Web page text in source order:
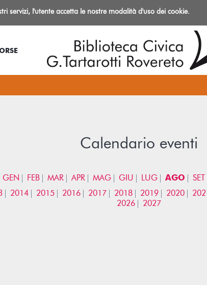
Informazioni
Calendario eventi
GEN FEB MAR APR MAG GIU LUG AGO SET
2014 2015 2016 2017 2018 2019 2020 2021
2026
2027
servizi, l'utente accetta le nostre modalità d'uso dei cookie.